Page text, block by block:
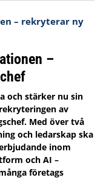
–
och stärker nu sin
av
Med över två
och ledarskap ska
inom
och AI –
företags